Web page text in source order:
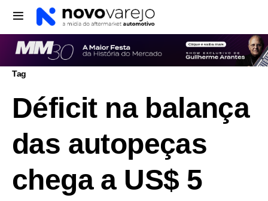
Tag
Déficit na balança
das autopeças
chega a US$ 5